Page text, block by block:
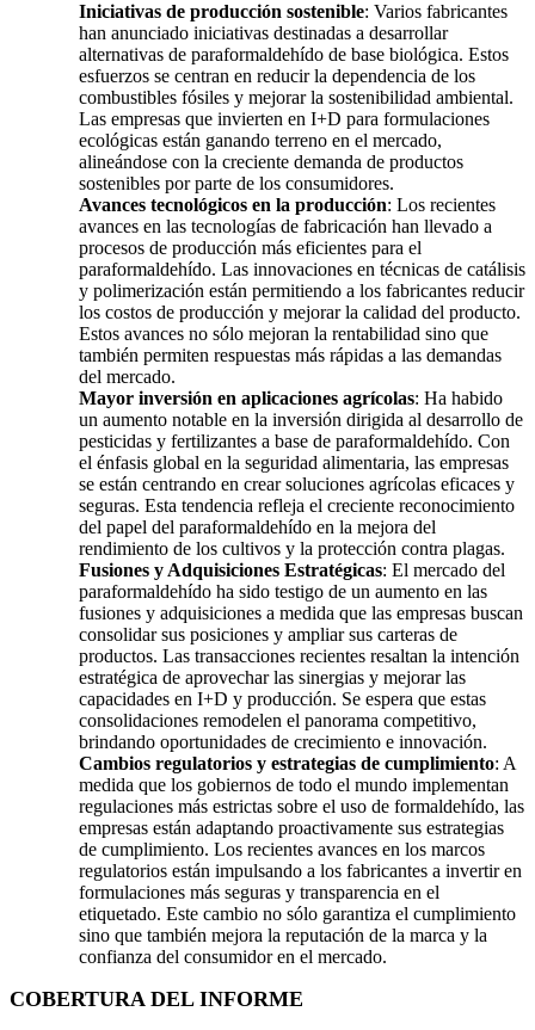
Iniciativas de producción sostenible: Varios fabricantes
han anunciado iniciativas destinadas a desarrollar
alternativas de paraformaldehído de base biológica. Estos
esfuerzos se centran en reducir la dependencia de los
combustibles fósiles y mejorar la sostenibilidad ambiental.
Las empresas que invierten en I+D para formulaciones
ecológicas están ganando terreno en el mercado,
alineándose con la creciente demanda de productos
sostenibles por parte de los consumidores.
Avances tecnológicos en la producción: Los recientes
avances en las tecnologías de fabricación han llevado a
procesos de producción más eficientes para el
paraformaldehído. Las innovaciones en técnicas de catálisis
y polimerización están permitiendo a los fabricantes reducir
los costos de producción y mejorar la calidad del producto.
Estos avances no sólo mejoran la rentabilidad sino que
también permiten respuestas más rápidas a las demandas
del mercado.
Mayor inversión en aplicaciones agrícolas: Ha habido
un aumento notable en la inversión dirigida al desarrollo de
pesticidas y fertilizantes a base de paraformaldehído. Con
el énfasis global en la seguridad alimentaria, las empresas
se están centrando en crear soluciones agrícolas eficaces y
seguras. Esta tendencia refleja el creciente reconocimiento
del papel del paraformaldehído en la mejora del
rendimiento de los cultivos y la protección contra plagas.
Fusiones y Adquisiciones Estratégicas: El mercado del
paraformaldehído ha sido testigo de un aumento en las
fusiones y adquisiciones a medida que las empresas buscan
consolidar sus posiciones y ampliar sus carteras de
productos. Las transacciones recientes resaltan la intención
estratégica de aprovechar las sinergias y mejorar las
capacidades en I+D y producción. Se espera que estas
consolidaciones remodelen el panorama competitivo,
brindando oportunidades de crecimiento e innovación.
Cambios regulatorios y estrategias de cumplimiento: A
medida que los gobiernos de todo el mundo implementan
regulaciones más estrictas sobre el uso de formaldehído, las
empresas están adaptando proactivamente sus estrategias
de cumplimiento. Los recientes avances en los marcos
regulatorios están impulsando a los fabricantes a invertir en
formulaciones más seguras y transparencia en el
etiquetado. Este cambio no sólo garantiza el cumplimiento
sino que también mejora la reputación de la marca y la
confianza del consumidor en el mercado.
COBERTURA DEL INFORME